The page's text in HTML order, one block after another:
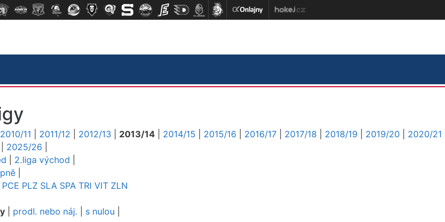
2010/11 2011/12 2012/13 2013/14 2014/15 2015/16 2016/17 2017/18 2018/19 2019/20
2020/21
2025/26
2.liga východ
PCE PLZ SLA SPA TRI VIT ZLN
prodl. nebo náj. s nulou